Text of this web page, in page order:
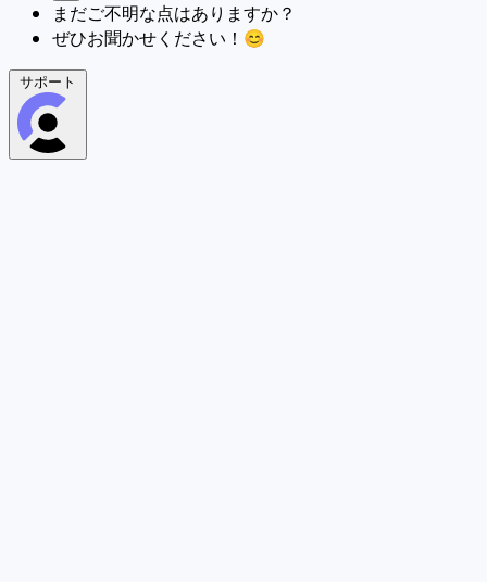
まだご不明な点はありますか？
ぜひお聞かせください！😊
サポート